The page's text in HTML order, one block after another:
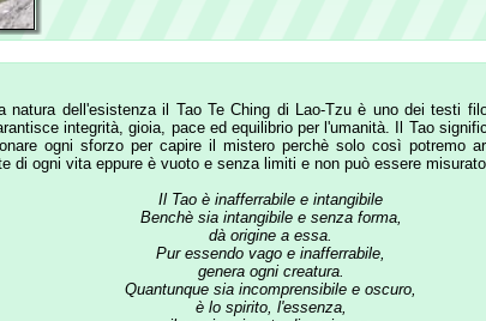
dell'esistenza il Tao Te Ching di Lao-Tzu è uno dei testi filosofici
integrità, gioia, pace ed equilibrio per l'umanità. Il Tao significa "la Via", Te
vita eppure è vuoto e senza limiti e non può essere misurato nè
Benchè sia intangibile e senza forma,
dà origine a essa.
Pur essendo vago e inafferrabile,
genera ogni creatura.
è lo spirito, l'essenza,
il respiro vivente di ogni cosa
momento; sembra volerci dire di sviluppare la consapevolezza del
creatrice all'energia femminile e ci spinge ad essere consapevoli
e silenziosa che prevale sugli sforzi di soggiogare e conquistare.
ricettività e la tranquillità femminili. Gesù, Buddha, Maometto,
cambiato il corso della storia costituendo un modello di